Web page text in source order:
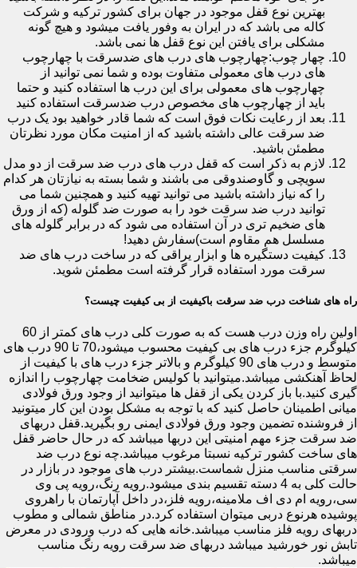
بهترین نوع قفل موجود در جهان برای کشور ترکیه و شرکت
کاله می باشد که در ایران به وفور یافت میشود و هیچ گونه
مشکلی برای یافتن این نوع قفل ها نمی باشد.
چهار چوب:چهارچوب های درب های ضدسرقت با چهارچوب
های درب های معمولی متفاوت بوده و شما نمی توانید از
چهارچوب های معمولی برای این درب ها استفاده کنید و حتما
باید از چهارچوب های مخصوص درب ضدسرقت استفاده کنید
بعد از رعایت نکات فوق است که شما قادر خواهید بود یک درب
ضد سرقت عالی داشته باشید که از امنیت مکان مورد نظرتان
مطمئن باشید.
لازم به ذکر است که قفل درب های درب ضد سرقت از دو مدل
سویچی و گاوصندوقی می باشند و شما بسته به نیازتان هر کدام
را که نیاز داشته باشید می توانید تهیه کنید و همچنین شما می
توانید درب ضد سرقت خود را به صورت ضد گلوله (که از ورق
های ضخیم تری در آن استفاده می شود که در برابر گلوله های
مسلسل هم مقاوم است)سفارش دهید!
کیفیت دستگیره ها و ابزار یراقی که در ساخت درب های ضد
سرقت مورد استفاده قرار گرفته است مطمئن شوید.
راه های شناخت درب ضد سرقت باکیفیت از بی کیفیت چیست؟
اولین راه وزن درب هست که به صورت کلی درب های کمتر از 60
کیلوگرم جزء درب های بی کیفیت محسوب میشود،70 تا 90 درب های
متوسط و درب های 90 کیلوگرم و بالاتر جزء درب های با کیفیت از
لحاظ آهنکشی میباشد.میتوانید با کولیس ضخامت چهارچوب را اندازه
گیری کنید.با باز کردن یکی از قفل ها میتوانید از وجود ورق فولادی
میانی اطمینان حاصل کنید که با توجه به مشکل بودن این کار میتونید
از فروشنده تضمین وجود ورق فولادی ایمنی رو بگیرید.قفل دربهای
ضد سرقت جزء مهم امنیتی این دربها میباشد که در حال حاضر قفل
های ساخت کشور ترکیه نسبتا مرغوب میباشد.چه نوع درب ضد
سرقتی مناسب منزل شماست.بیشتر درب های موجود در بازار در
حالت کلی به 4 دسته تقسیم بندی میشود.رویه رنگ،رویه پی وی
سی،رویه ام دی اف ملامینه،رویه فلز،در داخل آپارتمان با راهروی
پوشیده هرنوع دربی میتوان استفاده کرد.در مناطق شمالی و مطوب
دربهای رویه فلز مناسب میباشد.خانه هایی که درب ورودی در معرض
تابش نور خورشید میباشد دربهای ضد سرقت رویه رنگ مناسب
میباشد.